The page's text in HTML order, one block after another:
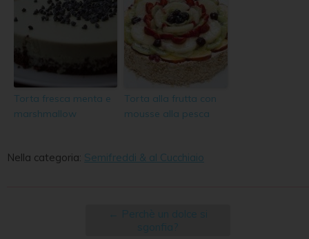
Torta fresca menta e
marshmallow
Torta alla frutta con
mousse alla pesca
Nella categoria: Semifreddi & al Cucchiaio
← Perchè un dolce si
sgonfia?